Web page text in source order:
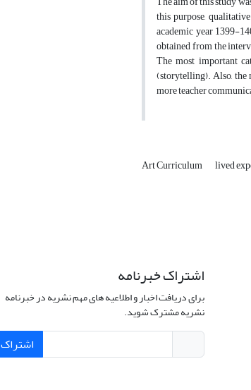
this purpose,
academic year 1399-
obtained from the
The most important
(storytelling). Also, the
more teacher
Art Curriculum lived
اشتراک خبرنامه
برای دریافت اخبار و اطلاعیه های مهم نشریه در خبرنامه
نشریه مشترک شوید.
اشتراک